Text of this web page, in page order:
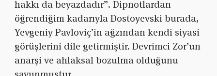
hakkı da beyazdadır”. Dipnotlardan
öğrendiğim kadarıyla Dostoyevski burada,
Yevgeniy Pavloviç’in ağzından kendi siyasi
görüşlerini dile getirmiştir. Devrimci Zor’un
anarşi ve ahlaksal bozulma olduğunu